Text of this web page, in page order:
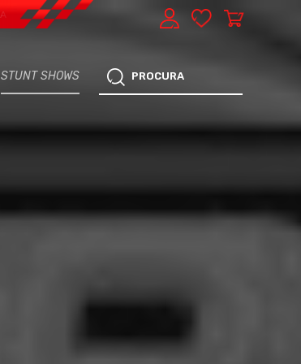
- EXPRESS CAR SERVICE, MANUTENÇÃO DO TEU CARRO -
STUNT SHOWS